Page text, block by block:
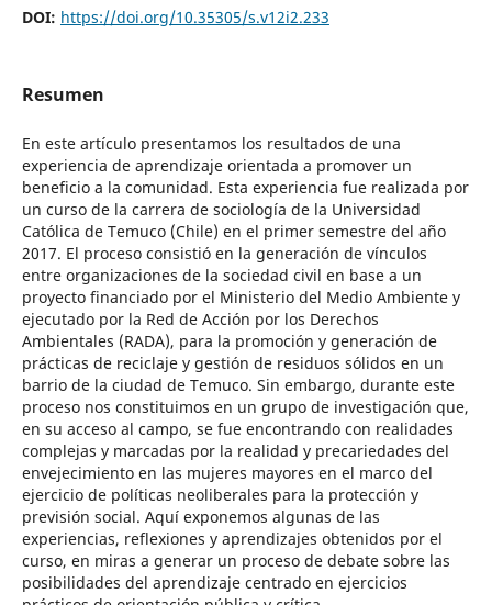
DOI: https://doi.org/10.35305/s.v12i2.233
Resumen
En este artículo presentamos los resultados de una
experiencia de aprendizaje orientada a promover un
beneficio a la comunidad. Esta experiencia fue realizada por
un curso de la carrera de sociología de la Universidad
Católica de Temuco (Chile) en el primer semestre del año
2017. El proceso consistió en la generación de vínculos
entre organizaciones de la sociedad civil en base a un
proyecto financiado por el Ministerio del Medio Ambiente y
ejecutado por la Red de Acción por los Derechos
Ambientales (RADA), para la promoción y generación de
prácticas de reciclaje y gestión de residuos sólidos en un
barrio de la ciudad de Temuco. Sin embargo, durante este
proceso nos constituimos en un grupo de investigación que,
en su acceso al campo, se fue encontrando con realidades
complejas y marcadas por la realidad y precariedades del
envejecimiento en las mujeres mayores en el marco del
ejercicio de políticas neoliberales para la protección y
previsión social. Aquí exponemos algunas de las
experiencias, reflexiones y aprendizajes obtenidos por el
curso, en miras a generar un proceso de debate sobre las
posibilidades del aprendizaje centrado en ejercicios